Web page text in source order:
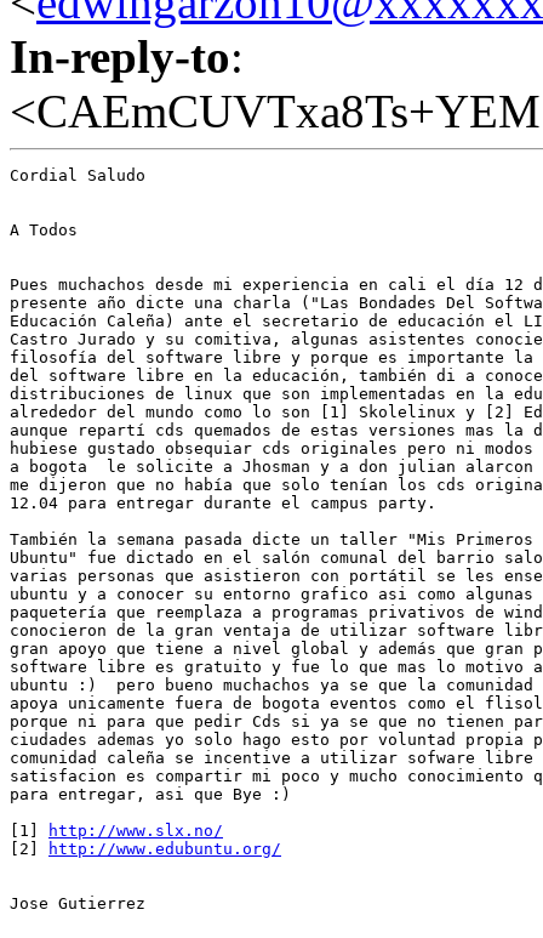
In-reply-to:
Cordial Saludo
A Todos
Pues muchachos desde mi experiencia en cali el día
presente año dicte una charla ("Las Bondades Del
Educación Caleña) ante el secretario de educación el
Castro Jurado y su comitiva, algunas asistentes
filosofía del software libre y porque es importante la
del software libre en la educación, también di a
distribuciones de linux que son implementadas en la
alrededor del mundo como lo son [1] Skolelinux y [2]
aunque repartí cds quemados de estas versiones mas la
hubiese gustado obsequiar cds originales pero ni modos
a bogota  le solicite a Jhosman y a don julian alarcon
me dijeron que no había que solo tenían los cds
12.04 para entregar durante el campus party.
También la semana pasada dicte un taller "Mis Primeros
Ubuntu" fue dictado en el salón comunal del barrio
varias personas que asistieron con portátil se les
ubuntu y a conocer su entorno grafico asi como algunas
paquetería que reemplaza a programas privativos de
conocieron de la gran ventaja de utilizar software
gran apoyo que tiene a nivel global y además que gran
software libre es gratuito y fue lo que mas lo motivo
ubuntu :)  pero bueno muchachos ya se que la comunidad
apoya unicamente fuera de bogota eventos como el
porque ni para que pedir Cds si ya se que no tienen
ciudades ademas yo solo hago esto por voluntad propia
comunidad caleña se incentive a utilizar sofware libre
satisfacion es compartir mi poco y mucho conocimiento
para entregar, asi que Bye :)
[1]
http://www.slx.no/
[2]
http://www.edubuntu.org/
Jose Gutierrez